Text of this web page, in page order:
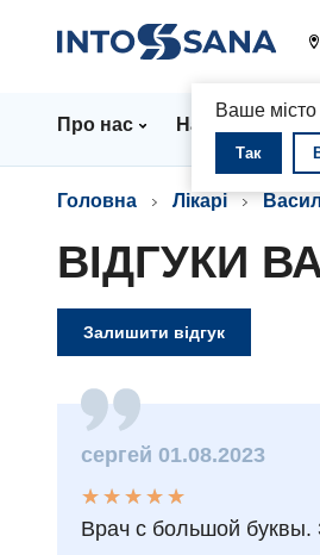
Ваше
Так
Про нас Напрямки
Головна Лікарі
ВІДГУКИ
Залишити відгук
сергей 01.08.2023
★
★
★
★
★
★ ★ ★ ★ ★
Врач с большой